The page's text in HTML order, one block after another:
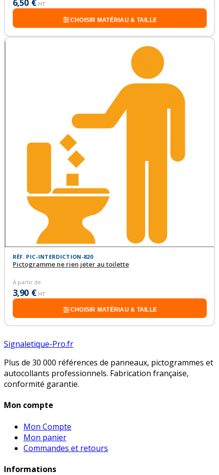
6,50 € HT
CHOISIR MATÉRIAU & TAILLE
RÉF. PIC-INTERDICTION-820
Pictogramme ne rien jeter au toilette
À partir de
3,90 € HT
CHOISIR MATÉRIAU & TAILLE
Signaletique-Pro.fr
Plus de 30 000 références de panneaux, pictogrammes et
autocollants professionnels. Fabrication française,
conformité garantie.
Mon compte
Mon Compte
Mon panier
Commandes et retours
Informations